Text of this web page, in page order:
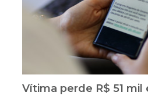
Vítima perde R$ 51